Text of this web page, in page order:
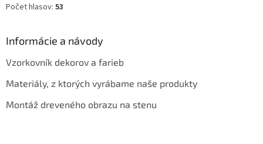
Počet hlasov: 53
Informácie a návody
Vzorkovník dekorov a farieb
Materiály, z ktorých vyrábame naše produkty
Montáž dreveného obrazu na stenu